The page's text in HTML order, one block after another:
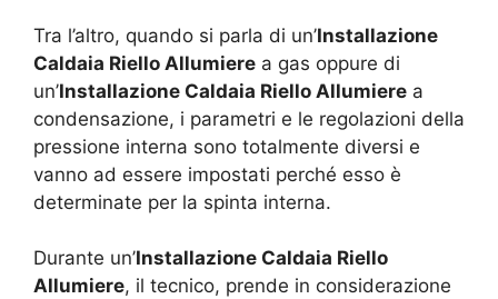
Tra l’altro, quando si parla di un’Installazione
Caldaia Riello Allumiere a gas oppure di
un’Installazione Caldaia Riello Allumiere a
condensazione, i parametri e le regolazioni della
pressione interna sono totalmente diversi e
vanno ad essere impostati perché esso è
determinate per la spinta interna.
Durante un’Installazione Caldaia Riello
Allumiere, il tecnico, prende in considerazione